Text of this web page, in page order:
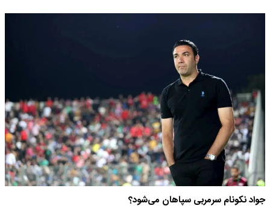
جواد نکونام سرمربی سپاهان می‌شود؟